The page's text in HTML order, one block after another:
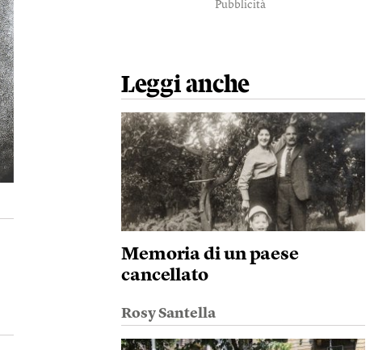
Pubblicità
Leggi anche
Memoria di un paese
cancellato
Rosy Santella